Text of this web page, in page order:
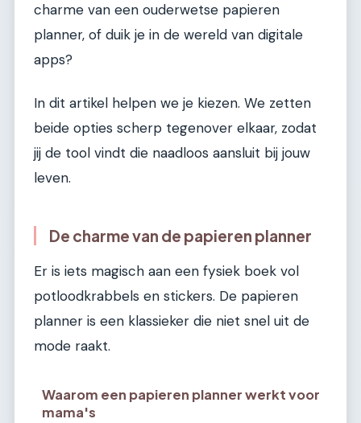
charme van een ouderwetse papieren
planner, of duik je in de wereld van digitale
apps?
In dit artikel helpen we je kiezen. We zetten
beide opties scherp tegenover elkaar, zodat
jij de tool vindt die naadloos aansluit bij jouw
leven.
De charme van de papieren planner
Er is iets magisch aan een fysiek boek vol
potloodkrabbels en stickers. De papieren
planner is een klassieker die niet snel uit de
mode raakt.
Waarom een papieren planner werkt voor
mama's